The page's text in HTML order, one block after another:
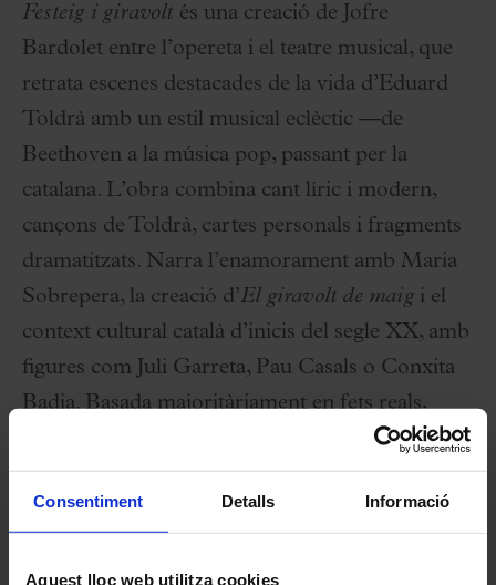
Consentiment Detalls Informació
Aquest lloc web utilitza cookies
Festeig i giravolt és una creació de Jofre
Bardolet entre l’opereta i el teatre musical, que
retrata escenes destacades de la vida d’Eduard
Toldrà amb un estil musical eclèctic —de
Beethoven a la música pop, passant per la
catalana. L’obra combina cant líric i modern,
cançons de Toldrà, cartes personals i fragments
dramatitzats. Narra l’enamorament amb Maria
Sobrepera, la creació d’El giravolt de maigi el
context cultural català d’inicis del segle XX, amb
figures com Juli Garreta, Pau Casals o Conxita
Badia. Basada majoritàriament en fets reals,
ofereix un retrat íntim i viu del músic abans de
la guerra.